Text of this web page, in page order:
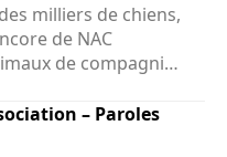
milliers de chiens,
de NAC
de compagnie)
– Paroles